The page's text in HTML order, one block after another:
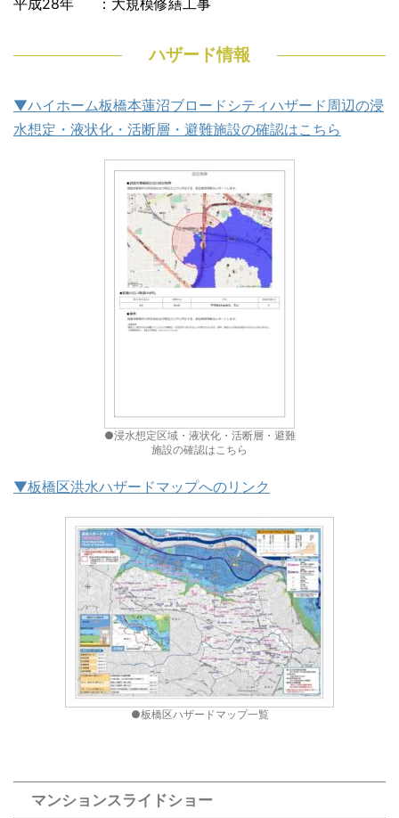
平成28年 ：大規模修繕工事
ハザード情報
▼ハイホーム板橋本蓮沼ブロードシティハザード周辺の浸
水想定・液状化・活断層・避難施設の確認はこちら
●浸水想定区域・液状化・活断層・避難
施設の確認はこちら
▼板橋区洪水ハザードマップへのリンク
●板橋区ハザードマップ一覧
マンションスライドショー